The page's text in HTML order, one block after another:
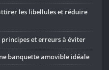
les libellules et réduire
et erreurs à éviter
banquette amovible idéale